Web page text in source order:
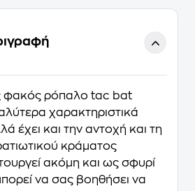
φακός ρόπαλo tac bat
χαρακτηριστικά
έχει και την αντοχή και τη
κράματος
ακόμη και ως σφυρί
να σας βοηθήσει να